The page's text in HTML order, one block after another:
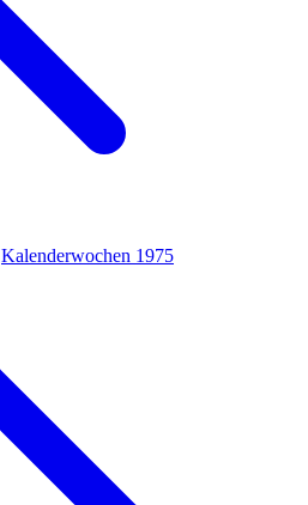
Kalenderwochen 1975